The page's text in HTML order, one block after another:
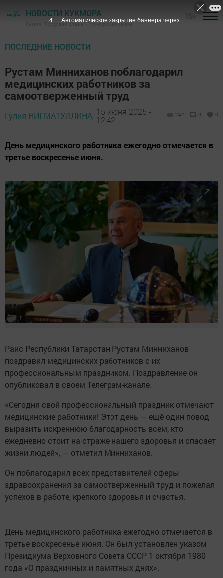
НОВОСТИ КУКМОРА
Газета "Трудовая слава" - Кукморский район
ПОСЛЕДНИЕ НОВОСТИ
Рустам Минниханов поблагодарил
медицинских работников за
самоотверженный труд
Гулия НИГМАТУЛЛИНА, 15 июня 2025 -
12:42
242 0 0
День медицинского работника ежегодно отмечается в
третье воскресенье июня.
Раис Республики Татарстан Рустам Минниханов
поздравил медицинских работников с их
профессиональным праздником. Поздравление он
опубликовал в своем Телеграм-канале.
«Сегодня свой профессиональный праздник отмечают
медицинские работники! Этот день — ещё один повод
выразить искреннюю благодарность всем, кто
ежедневно стоит на страже нашего здоровья и спасает
жизни людей», — отметил Минниханов.
Он поблагодарил всех представителей сферы
здравоохранения за самоотверженный труд и пожелал
успехов в работе, крепкого здоровья и счастья.
День медицинского работника ежегодно отмечается в
третье воскресенье июня. Он был установлен указом
Президиума Верховного Совета СССР 1 октября 1980
года «О праздничных и памятных днях».
2 Автоматическое закрытие баннера через